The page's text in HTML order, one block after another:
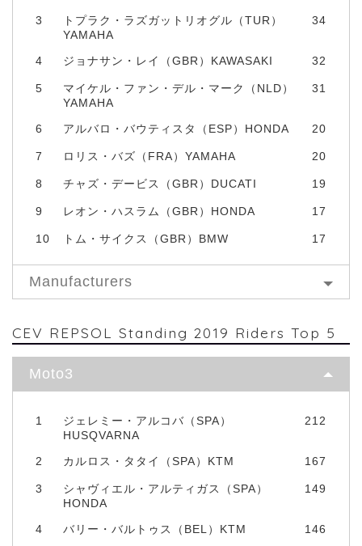
3
トプラク・ラズガットリオグル（TUR）
YAMAHA
34
4 ジョナサン・レイ（GBR）KAWASAKI 32
5
マイケル・ファン・デル・マーク（NLD）
YAMAHA
31
6 アルバロ・バウティスタ（ESP）HONDA 20
7 ロリス・バズ（FRA）YAMAHA 20
8 チャズ・デービス（GBR）DUCATI 19
9 レオン・ハスラム（GBR）HONDA 17
10 トム・サイクス（GBR）BMW 17
Manufacturers
CEV REPSOL Standing 2019 Riders Top 5
Moto3
1
ジェレミー・アルコバ（SPA）
HUSQVARNA
212
2 カルロス・タタイ（SPA）KTM 167
3
シャヴィエル・アルティガス（SPA）
HONDA
149
4 バリー・バルトゥス（BEL）KTM 146